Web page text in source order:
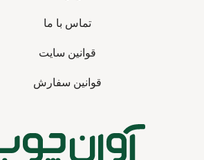
تماس با ما
قوانین سایت
قوانین سفارش